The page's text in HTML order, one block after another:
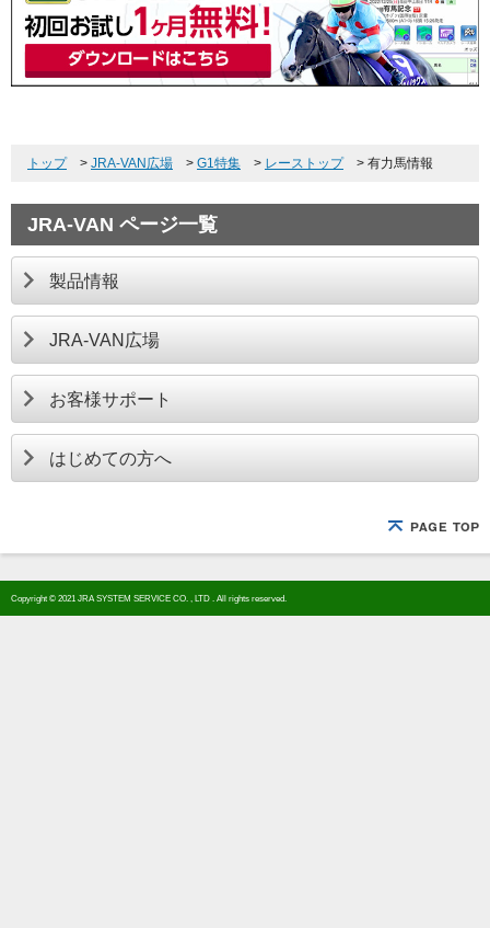
トップ> JRA-VAN広場 > G1特集 > レーストップ> 有力馬情報
JRA-VAN ページ一覧
製品情報
JRA-VAN広場
お客様サポート
はじめての方へ
Copyright © 2021 JRA SYSTEM SERVICE CO. , LTD . All rights reserved.